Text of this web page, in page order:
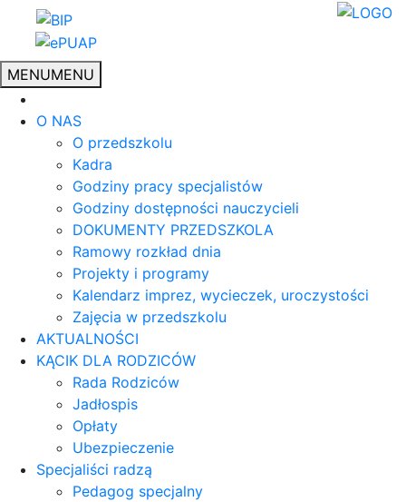
MENUMENU
O NAS
O przedszkolu
Kadra
Godziny pracy specjalistów
Godziny dostępności nauczycieli
DOKUMENTY PRZEDSZKOLA
Ramowy rozkład dnia
Projekty i programy
Kalendarz imprez, wycieczek, uroczystości
Zajęcia w przedszkolu
AKTUALNOŚCI
KĄCIK DLA RODZICÓW
Rada Rodziców
Jadłospis
Opłaty
Ubezpieczenie
Specjaliści radzą
Pedagog specjalny